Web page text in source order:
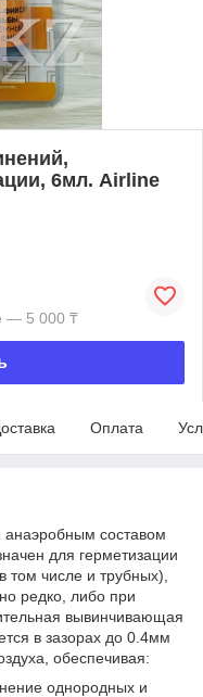
6мл. Airline
— 5 000 ₸
Оплата
анаэробным составом
для герметизации
том числе и трубных),
редко, либо при
вывинчивающая
в зазорах до 0.4мм
обеспечивая:
однородных и